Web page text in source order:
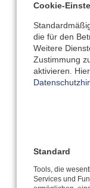
E-Mail:
Kingspan
Frank
Trifte 72
Cookie-
die für den
Weitere
Zustimmung
aktivieren.
Standard
Tools, die
Services und